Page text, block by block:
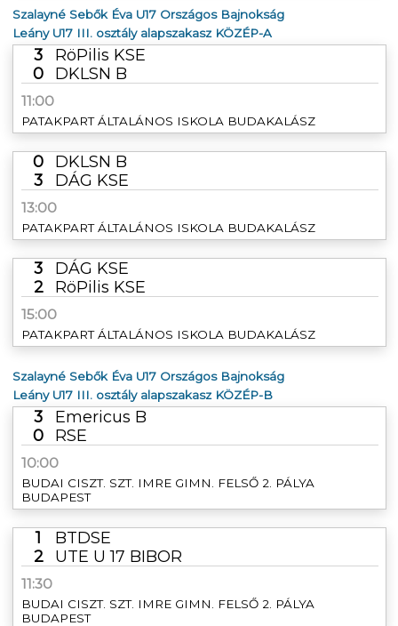
Szalayné Sebők Éva U17 Országos Bajnokság
Leány U17 III. osztály alapszakasz KÖZÉP-A
3
RöPilis KSE
0
DKLSN B
11:00
PATAKPART ÁLTALÁNOS ISKOLA BUDAKALÁSZ
0
DKLSN B
3
DÁG KSE
13:00
PATAKPART ÁLTALÁNOS ISKOLA BUDAKALÁSZ
3
DÁG KSE
2
RöPilis KSE
15:00
PATAKPART ÁLTALÁNOS ISKOLA BUDAKALÁSZ
Szalayné Sebők Éva U17 Országos Bajnokság
Leány U17 III. osztály alapszakasz KÖZÉP-B
3
Emericus B
0
RSE
10:00
BUDAI CISZT. SZT. IMRE GIMN. FELSŐ 2. PÁLYA
BUDAPEST
1
BTDSE
2
UTE U 17 BIBOR
11:30
BUDAI CISZT. SZT. IMRE GIMN. FELSŐ 2. PÁLYA
BUDAPEST